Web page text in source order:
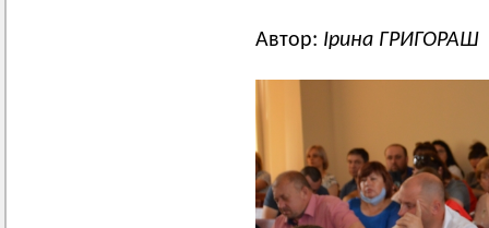
Автор: Ірина ГРИГОРАШ